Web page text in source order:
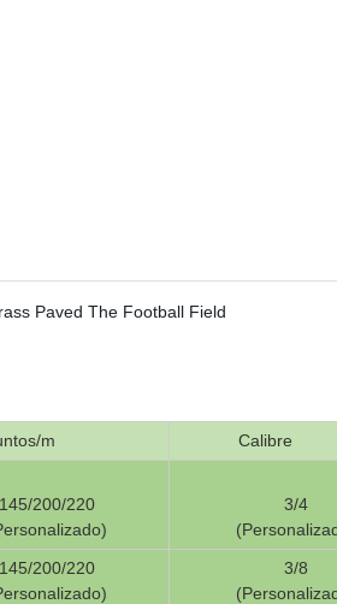
m Calibre
145/200/220
3/4
145/200/220
3/8